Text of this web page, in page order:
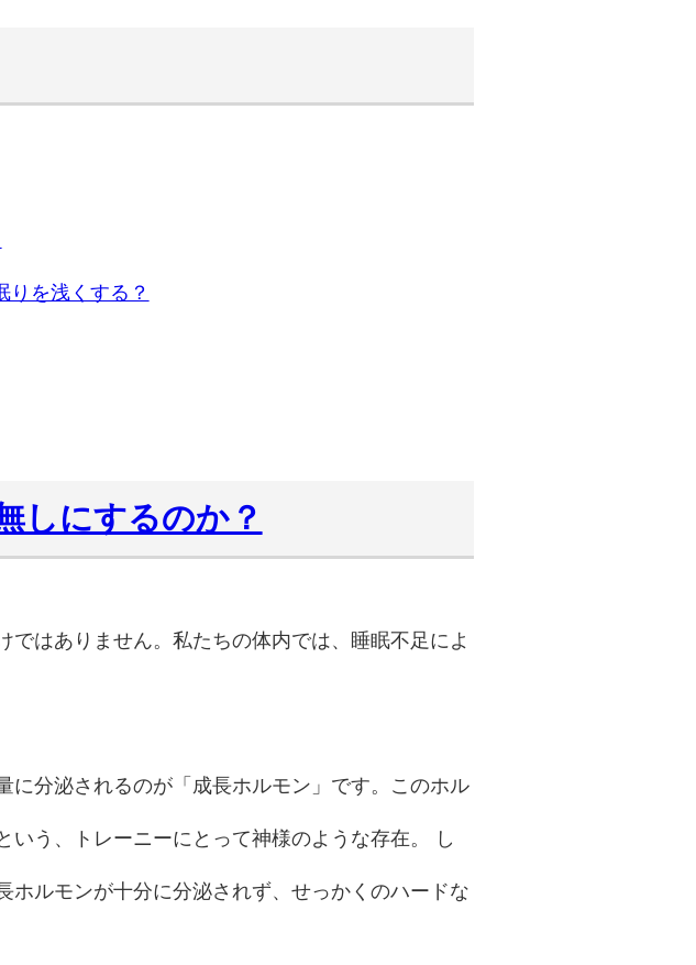
を浅くする？
しにするのか？
ではありません。私たちの体内では、睡眠不足によ
分泌されるのが「成長ホルモン」です。このホル
う、トレーニーにとって神様のような存在。 し
ルモンが十分に分泌されず、せっかくのハードな